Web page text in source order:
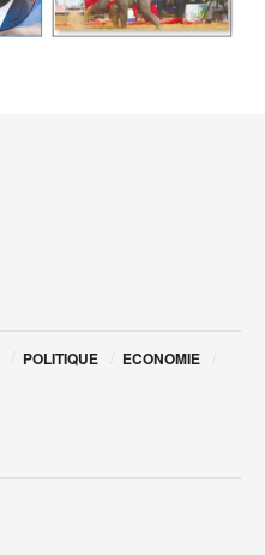
POLITIQUE
ECONOMIE